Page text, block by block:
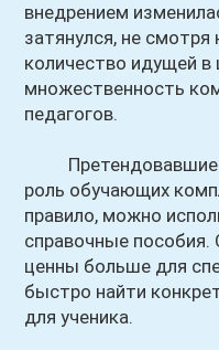
внедрением
затянулся, не
количество идущей в
множественность
педагогов.
Претендовавшие в
роль обучающих
правило, можно
справочные пособия.
ценны больше для
быстро найти
для ученика.